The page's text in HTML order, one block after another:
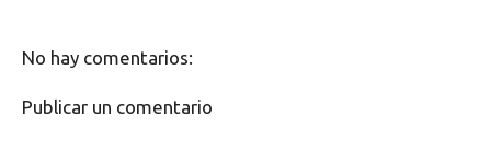
No hay comentarios:
Publicar un comentario